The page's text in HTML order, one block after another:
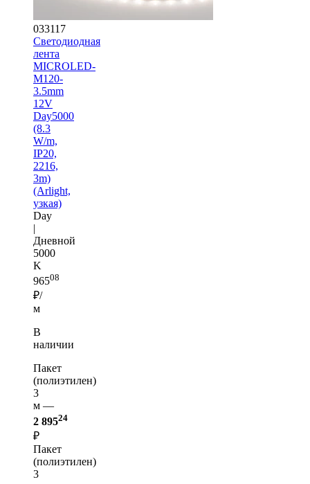
033117
Светодиодная
лента
MICROLED-
M120-
3.5mm
12V
Day5000
(8.3
W/m,
IP20,
2216,
3m)
(Arlight,
узкая)
Day
|
Дневной
5000
K
96508
₽/
м
В
наличии
Пакет
(полиэтилен)
3
м —
2 89524
₽
Пакет
(полиэтилен)
3